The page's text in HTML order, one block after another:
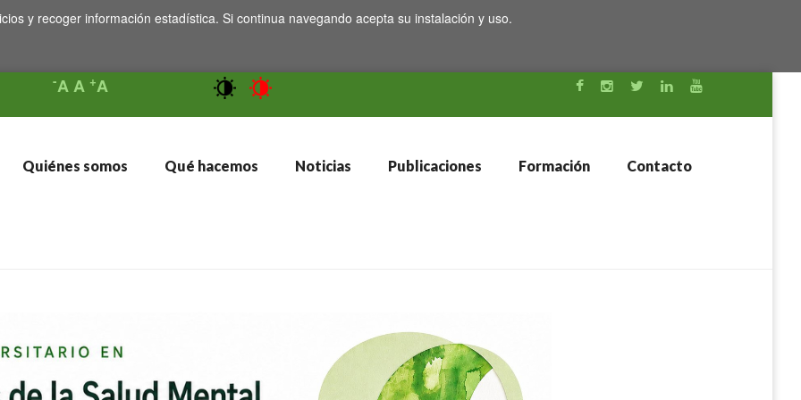
y recoger información estadística. Si continua navegando acepta su instalación y uso.
-AA +A
Quiénes somos Qué hacemos Noticias Publicaciones Formación Contacto